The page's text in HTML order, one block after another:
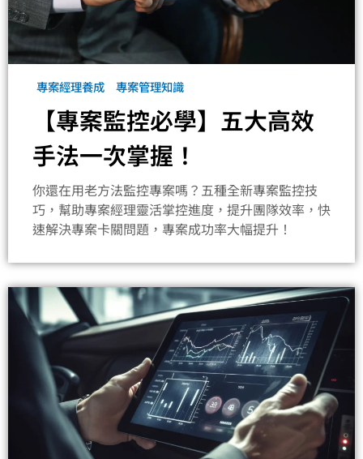
專案經理養成 專案管理知識
【專案監控必學】五大高效
手法一次掌握！
你還在用老方法監控專案嗎？五種全新專案監控技
巧，幫助專案經理靈活掌控進度，提升團隊效率，快
速解決專案卡關問題，專案成功率大幅提升！